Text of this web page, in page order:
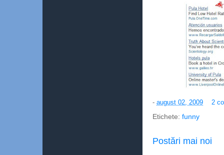
- august 02, 2009 2
Etichete: funny
Postări mai noi